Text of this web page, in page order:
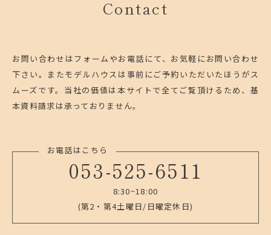
Contact
お問い合わせはフォームやお電話にて、お気軽にお問い合わせ
下さい。 またモデルハウスは事前にご予約いただいたほうがス
ムーズです。 当社の価値は本サイトで全てご覧頂けるため、基
本資料請求は承っておりません。
お電話はこちら
053-525-6511
8:30~18:00
(第2・第4土曜日/日曜定休日)